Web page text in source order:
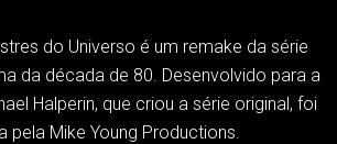
do Universo é um remake da série
da década de 80. Desenvolvido para a
Halperin, que criou a série original, foi
pela Mike Young Productions.